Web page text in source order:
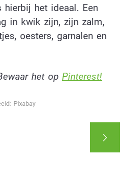
hierbij het ideaal. Een
in kwik zijn, zijn zalm,
oesters, garnalen en
het op Pinterest!
Pixabay